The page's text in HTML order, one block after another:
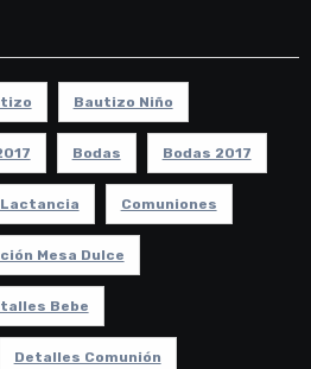
Bautizo Niño
Bodas Bodas 2017
Lactancia Comuniones
Mesa Dulce
Bebe
Detalles Comunión